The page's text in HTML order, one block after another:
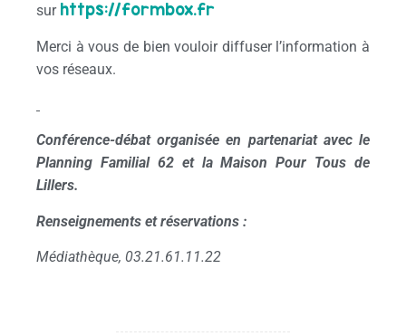
sur https://formbox.fr
Merci à vous de bien vouloir diffuser l’information à
vos réseaux.
Conférence-débat organisée en partenariat avec le
Planning Familial 62 et la Maison Pour Tous de
Lillers.
Renseignements et réservations :
Médiathèque, 03.21.61.11.22